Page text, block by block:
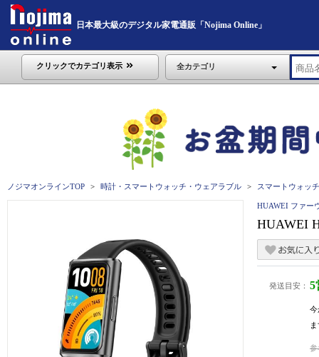
日本最大級のデジタル家電通販「Nojima Online」
クリックでカテゴリ表示 全カテゴリ
ノジマオンラインTOP 時計・スマートウォッチ・ウェアラブル スマートウォッ
HUAWEI ファー
HUAWEI
発送目安： 5
参